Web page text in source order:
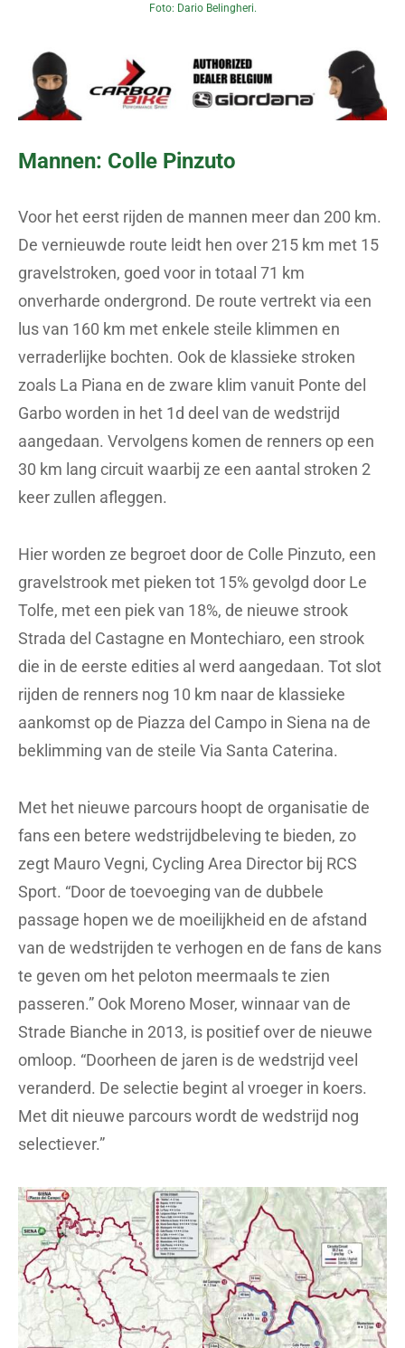
Foto: Dario Belingheri.
Mannen: Colle Pinzuto
Voor het eerst rijden de mannen meer dan 200 km.
De vernieuwde route leidt hen over 215 km met 15
gravelstroken, goed voor in totaal 71 km
onverharde ondergrond. De route vertrekt via een
lus van 160 km met enkele steile klimmen en
verraderlijke bochten. Ook de klassieke stroken
zoals La Piana en de zware klim vanuit Ponte del
Garbo worden in het 1d deel van de wedstrijd
aangedaan. Vervolgens komen de renners op een
30 km lang circuit waarbij ze een aantal stroken 2
keer zullen afleggen.
Hier worden ze begroet door de Colle Pinzuto, een
gravelstrook met pieken tot 15% gevolgd door Le
Tolfe, met een piek van 18%, de nieuwe strook
Strada del Castagne en Montechiaro, een strook
die in de eerste edities al werd aangedaan. Tot slot
rijden de renners nog 10 km naar de klassieke
aankomst op de Piazza del Campo in Siena na de
beklimming van de steile Via Santa Caterina.
Met het nieuwe parcours hoopt de organisatie de
fans een betere wedstrijdbeleving te bieden, zo
zegt Mauro Vegni, Cycling Area Director bij RCS
Sport. “Door de toevoeging van de dubbele
passage hopen we de moeilijkheid en de afstand
van de wedstrijden te verhogen en de fans de kans
te geven om het peloton meermaals te zien
passeren.” Ook Moreno Moser, winnaar van de
Strade Bianche in 2013, is positief over de nieuwe
omloop. “Doorheen de jaren is de wedstrijd veel
veranderd. De selectie begint al vroeger in koers.
Met dit nieuwe parcours wordt de wedstrijd nog
selectiever.”